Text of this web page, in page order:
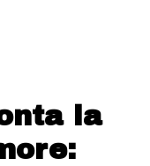
la